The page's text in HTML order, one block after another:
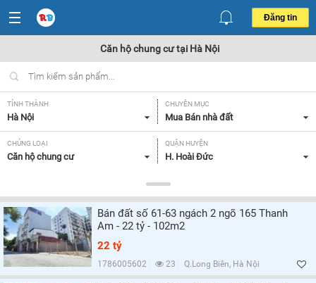
Đăng tin
Căn hộ chung cư tại Hà Nội
TỈNH THÀNH
Hà Nội
CHUYÊN MỤC
Mua Bán nhà đất
CHỦNG LOẠI
Căn hộ chung cư
QUẬN HUYỆN
H. Hoài Đức
Tất cả
MỨC GIÁ
Tất cả
SỐ PHÒNG NGỦ
Tất cả
CĂN GÓC/ CĂN THƯỜNG
HƯỚNG CỬA CHÍNH
Tất cả
HƯỚNG BAN CÔNG
Tất cả
Bán đất số 61-63 ngách 2 ngõ 165 Thanh
Am - 22 tỷ - 102m2
22 tỷ
1786005602 23 Q.Long Biên, Hà Nội